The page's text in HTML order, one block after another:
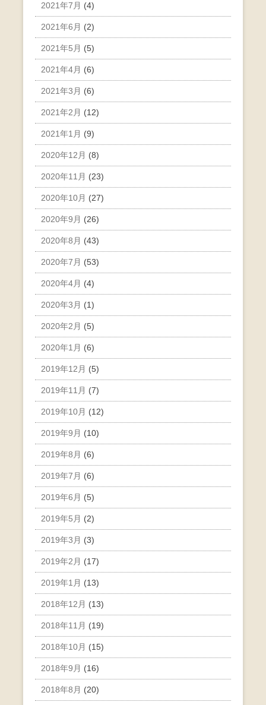
2021年7月 (4)
2021年6月 (2)
2021年5月 (5)
2021年4月 (6)
2021年3月 (6)
2021年2月 (12)
2021年1月 (9)
2020年12月 (8)
2020年11月 (23)
2020年10月 (27)
2020年9月 (26)
2020年8月 (43)
2020年7月 (53)
2020年4月 (4)
2020年3月 (1)
2020年2月 (5)
2020年1月 (6)
2019年12月 (5)
2019年11月 (7)
2019年10月 (12)
2019年9月 (10)
2019年8月 (6)
2019年7月 (6)
2019年6月 (5)
2019年5月 (2)
2019年3月 (3)
2019年2月 (17)
2019年1月 (13)
2018年12月 (13)
2018年11月 (19)
2018年10月 (15)
2018年9月 (16)
2018年8月 (20)